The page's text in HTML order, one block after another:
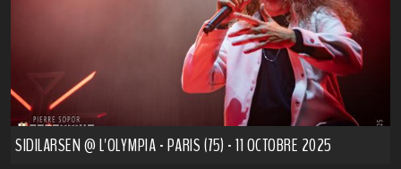
SIDILARSEN @ L'OLYMPIA - PARIS (75) - 11 OCTOBRE 2025